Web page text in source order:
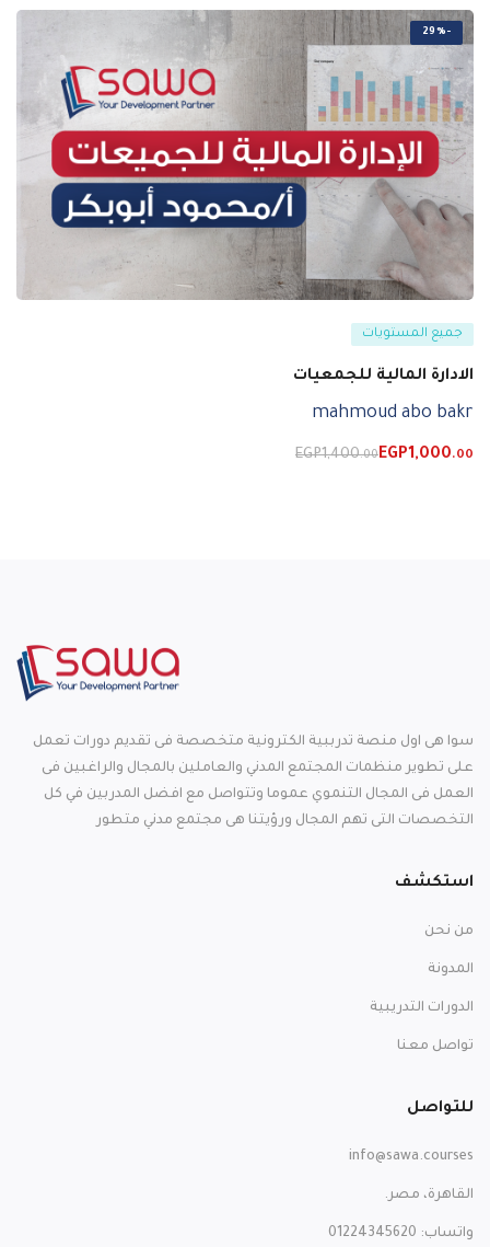
-29%
جميع المستويات
الادارة المالية للجمعيات
mahmoud abo bakr
EGP1,000.00
EGP1,400.00
سوا هى اول منصة تدرببية الكترونية متخصصة فى تقديم دورات تعمل
على تطوير منظمات المجتمع المدني والعاملين بالمجال والراغبين فى
العمل فى المجال التنموي عموما وتتواصل مع افضل المدربين في كل
التخصصات التى تهم المجال ورؤيتنا هى مجتمع مدني متطور
استكشف
من نحن
المدونة
الدورات التدريبية
تواصل معنا
للتواصل
info@sawa.courses
القاهرة، مصر.
واتساب: 01224345620